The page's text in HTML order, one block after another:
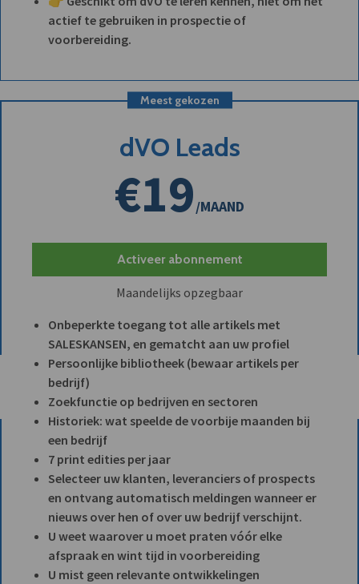
actief te gebruiken in prospectie of
voorbereiding.
Meest gekozen
dVO Leads
€19/MAAND
Activeer abonnement
Maandelijks opzegbaar
Onbeperkte toegang tot alle artikels met
SALESKANSEN, en gematcht aan uw profiel
Persoonlijke bibliotheek (bewaar artikels per
bedrijf)
Zoekfunctie op bedrijven en sectoren
Historiek: wat speelde de voorbije maanden bij
een bedrijf
7 print edities per jaar
Selecteer uw klanten, leveranciers of prospects
en ontvang automatisch meldingen wanneer er
nieuws over hen of over uw bedrijf verschijnt.
U weet waarover u moet praten vóór elke
afspraak en wint tijd in voorbereiding
U mist geen relevante ontwikkelingen